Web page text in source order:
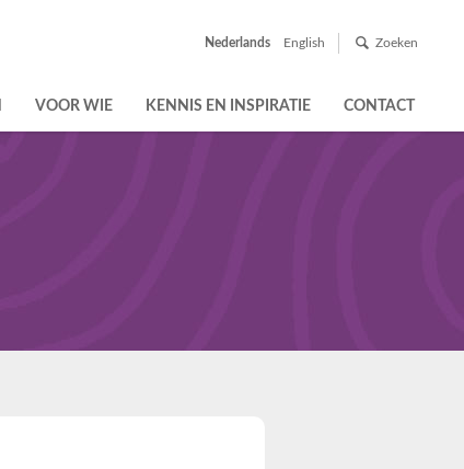
Nederlands English Zoeken
VOOR WIE KENNIS EN INSPIRATIE CONTACT